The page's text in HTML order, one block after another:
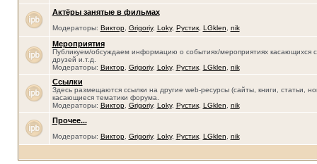
Актёры занятые в фильмах
Модераторы: Виктор, Grigoriy, Loky, Рустик, LGklen nik
Мероприятия
Публикуем/обсуждаем информацию о событиях/мероприятиях касающихся
друзей и.т.д.
Модераторы: Виктор, Grigoriy, Loky, Рустик, LGklen nik
Ссылки
Здесь размещаются ссылки на другие web-ресурсы (сайты, книги, статьи,
касающиеся тематики форума.
Модераторы: Виктор, Grigoriy, Loky, Рустик, LGklen nik
Прочее...
Модераторы: Виктор, Grigoriy, Loky, Рустик, LGklen nik